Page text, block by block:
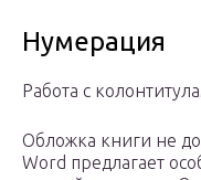
Нумерация
Работа с
Обложка книги не
Word предлагает